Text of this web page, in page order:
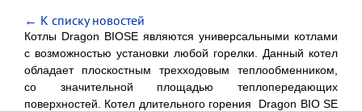
← К списку новостей
Котлы Dragon BIOSE являются универсальными котлами
с возможностью установки любой горелки. Данный котел
обладает плоскостным трехходовым теплообменником,
со значительной площадью теплопередающих
поверхностей. Котел длительного горения Dragon BIO SE